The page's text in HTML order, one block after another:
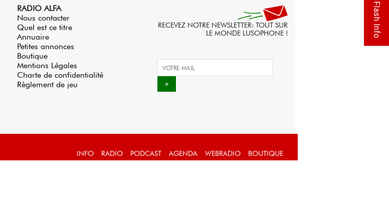
RADIO ALFA
Nous contacter
Quel est ce titre
Annuaire
Petites annonces
Boutique
Mentions Légales
Charte de confidentialité
Règlement de jeu
RECEVEZ NOTRE NEWSLETTER: TOUT SUR
LE MONDE LUSOPHONE !
INFO RADIO PODCAST AGENDA WEBRADIO BOUTIQUE
Flash Info